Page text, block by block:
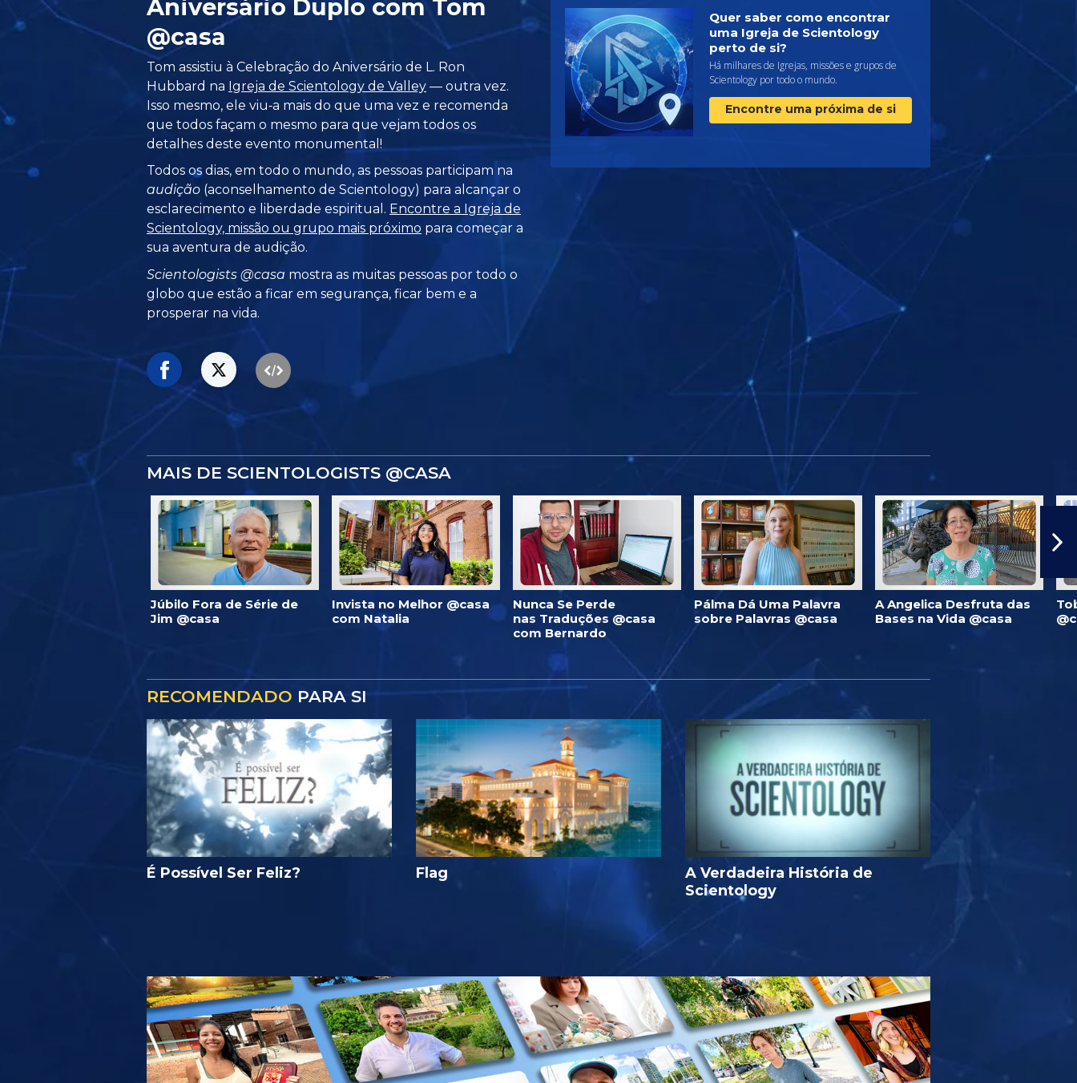
Aniversário Duplo com Tom
@casa
Tom assistiu à Celebração do Aniversário de L. Ron
Hubbard na Igreja de Scientology de Valley — outra vez.
Isso mesmo, ele viu‑a mais do que uma vez e recomenda
que todos façam o mesmo para que vejam todos os
detalhes deste evento monumental!
Todos os dias, em todo o mundo, as pessoas participam na
audição (aconselhamento de Scientology) para alcançar o
esclarecimento e liberdade espiritual. Encontre a Igreja de
Scientology, missão ou grupo mais próximo para começar a
sua aventura de audição.
Scientologists @casa mostra as muitas pessoas por todo o
globo que estão a ficar em segurança, ficar bem e a
prosperar na vida.
Quer saber como encontrar
uma Igreja de Scientology
perto de si?
Há milhares de Igrejas, missões e grupos de
Scientology por todo o mundo.
Encontre uma próxima de si
MAIS DE SCIENTOLOGISTS @CASA
Júbilo Fora de Série de
Jim @casa
Invista no Melhor @casa
com Natalia
Nunca Se Perde
nas Traduções @casa
com Bernardo
Pálma Dá Uma Palavra
sobre Palavras @casa
A Angelica Desfruta das
Bases na Vida @casa
RECOMENDADO PARA SI
É Possível Ser Feliz? Flag
A Verdadeira História de
Scientology